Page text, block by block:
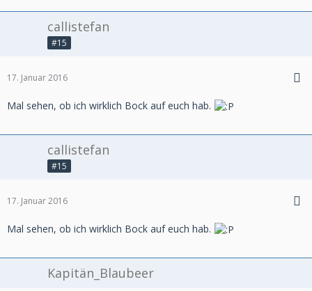
callistefan
#15
17. Januar 2016
Mal sehen, ob ich wirklich Bock auf euch hab.
callistefan
#15
17. Januar 2016
Mal sehen, ob ich wirklich Bock auf euch hab.
Kapitän_Blaubeer